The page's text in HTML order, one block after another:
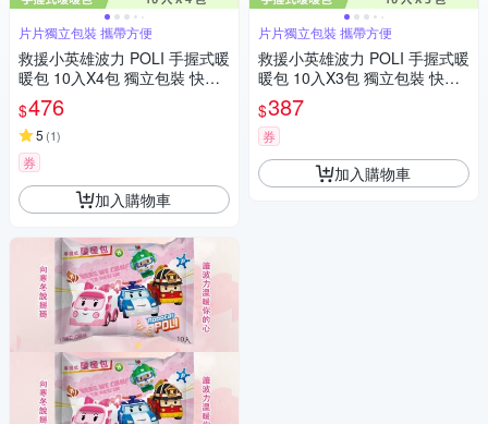
片片獨立包裝 攜帶方便
救援小英雄波力 POLI 手握式暖
暖包 10入X4包 獨立包裝 快速
發熱 10 種款式 隨機驚喜組合
$476
5 (1)
券
加入購物車
片片獨立包裝 攜帶方便
救援小英雄波力 POLI 手握式暖
暖包 10入X3包 獨立包裝 快速
發熱 10 種款式 隨機驚喜組合
$387
券
加入購物車